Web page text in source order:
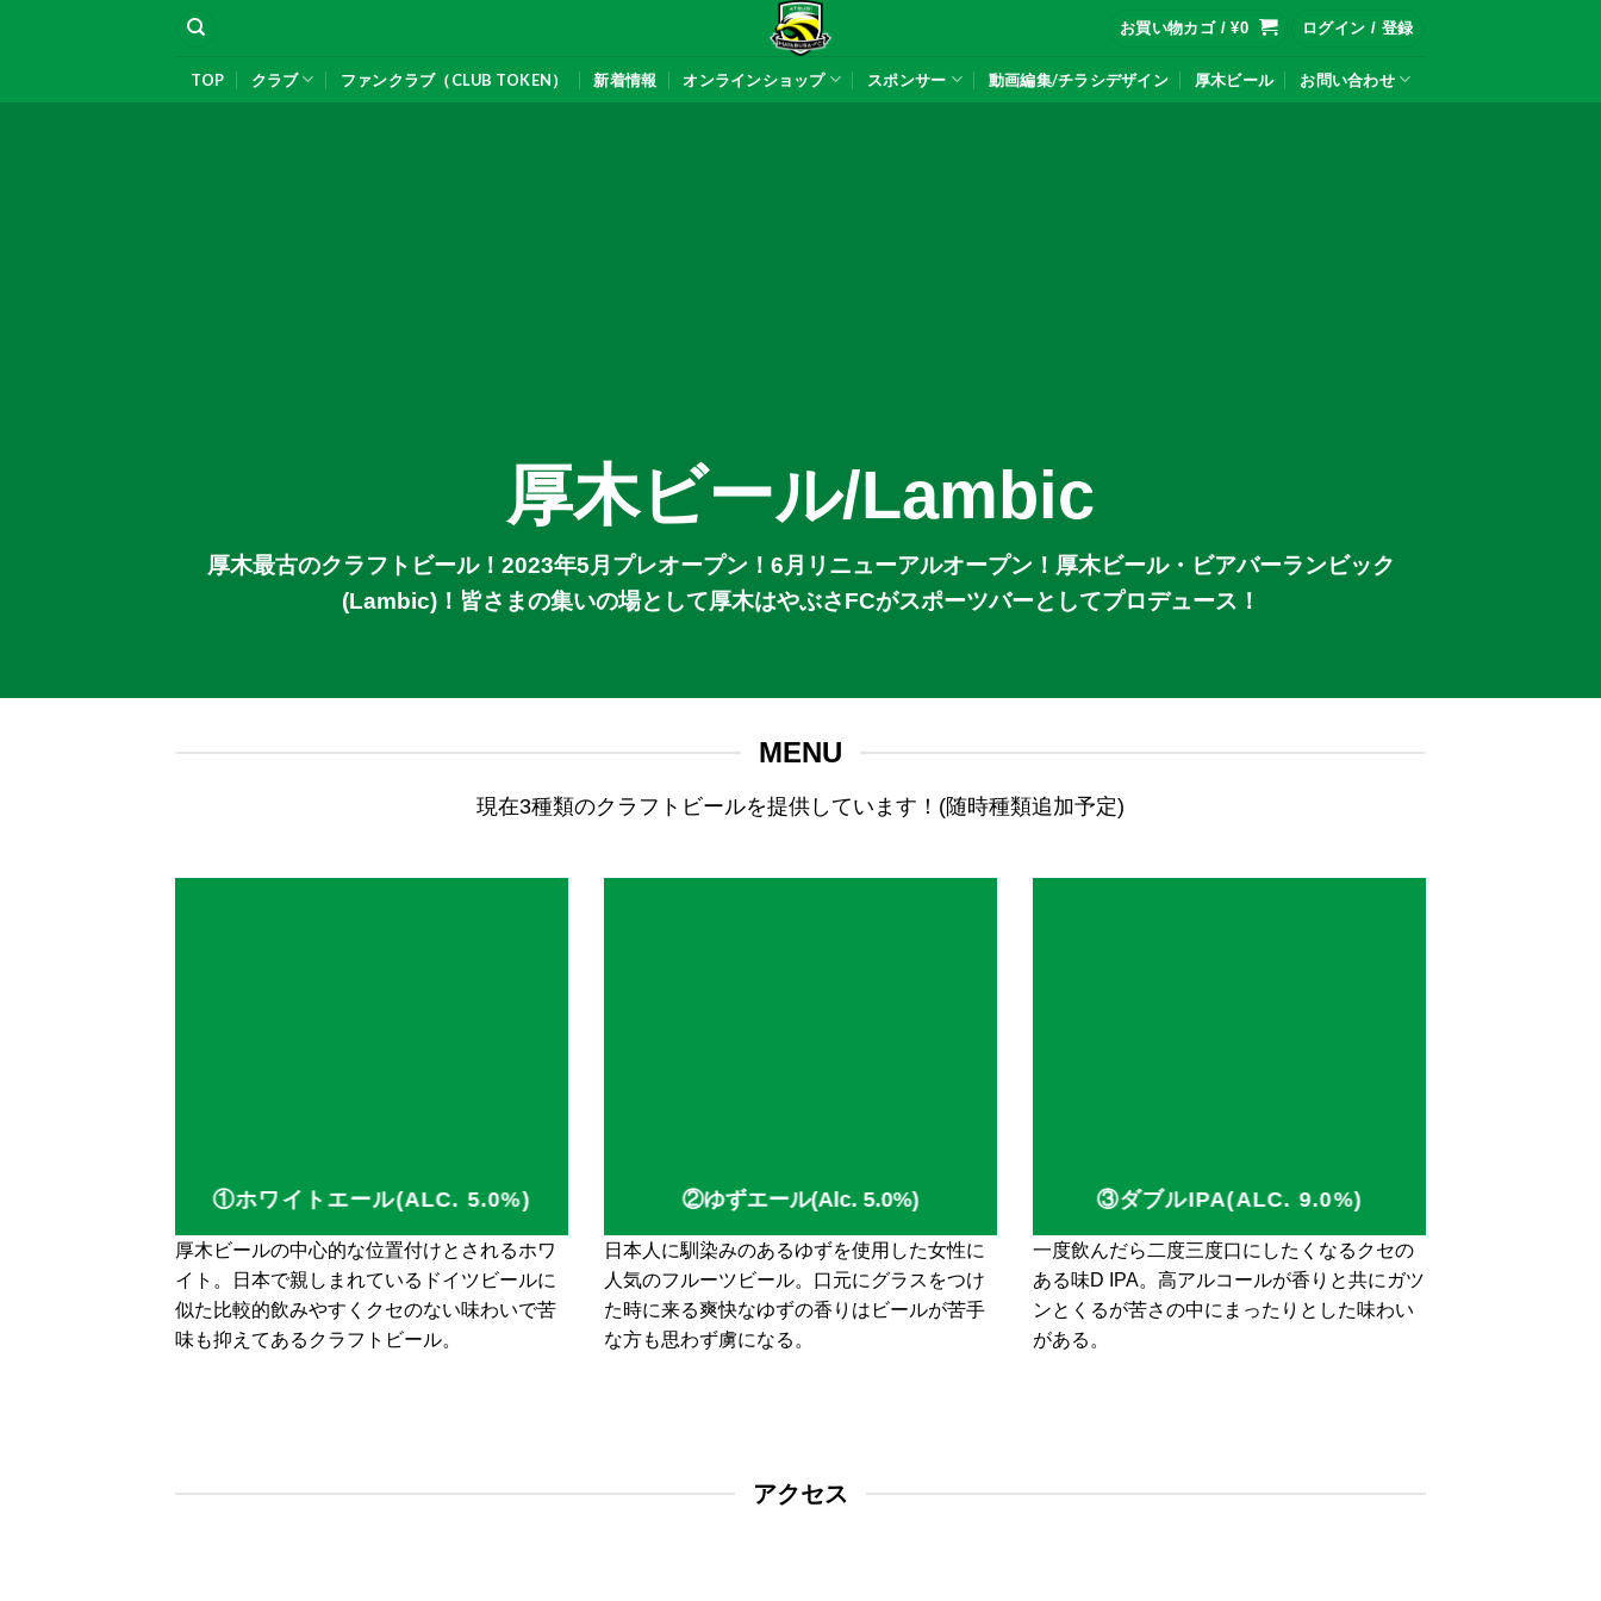
お買い物カゴ /¥0 ログイン / 登録
TOP クラブ ファンクラブ（CLUB TOKEN） 新着情報 オンラインショップ スポンサー 動画編集/チラシデザイン 厚木ビール お問い合わせ
厚木ビール/Lambic
厚木最古のクラフトビール！2023年5月プレオープン！6月リニューアルオープン！厚木ビール・ビアバーランビック
(Lambic)！皆さまの集いの場として厚木はやぶさFCがスポーツバーとしてプロデュース！
MENU
現在3種類のクラフトビールを提供しています！(随時種類追加予定)
①ホワイトエール(ALC. 5.0%)
厚木ビールの中心的な位置付けとされるホワ
イト。日本で親しまれているドイツビールに
似た比較的飲みやすくクセのない味わいで苦
味も抑えてあるクラフトビール。
②ゆずエール(Alc. 5.0%)
日本人に馴染みのあるゆずを使用した女性に
人気のフルーツビール。口元にグラスをつけ
た時に来る爽快なゆずの香りはビールが苦手
な方も思わず虜になる。
③ダブルIPA(ALC. 9.0%)
一度飲んだら二度三度口にしたくなるクセの
ある味D IPA。高アルコールが香りと共にガツ
ンとくるが苦さの中にまったりとした味わい
がある。
アクセス